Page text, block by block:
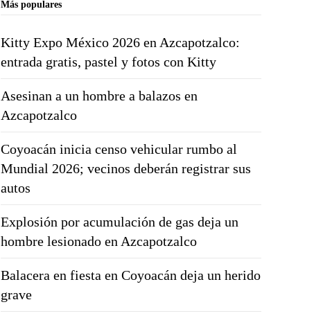
Más populares
Kitty Expo México 2026 en Azcapotzalco:
entrada gratis, pastel y fotos con Kitty
Asesinan a un hombre a balazos en
Azcapotzalco
Coyoacán inicia censo vehicular rumbo al
Mundial 2026; vecinos deberán registrar sus
autos
Explosión por acumulación de gas deja un
hombre lesionado en Azcapotzalco
Balacera en fiesta en Coyoacán deja un herido
grave